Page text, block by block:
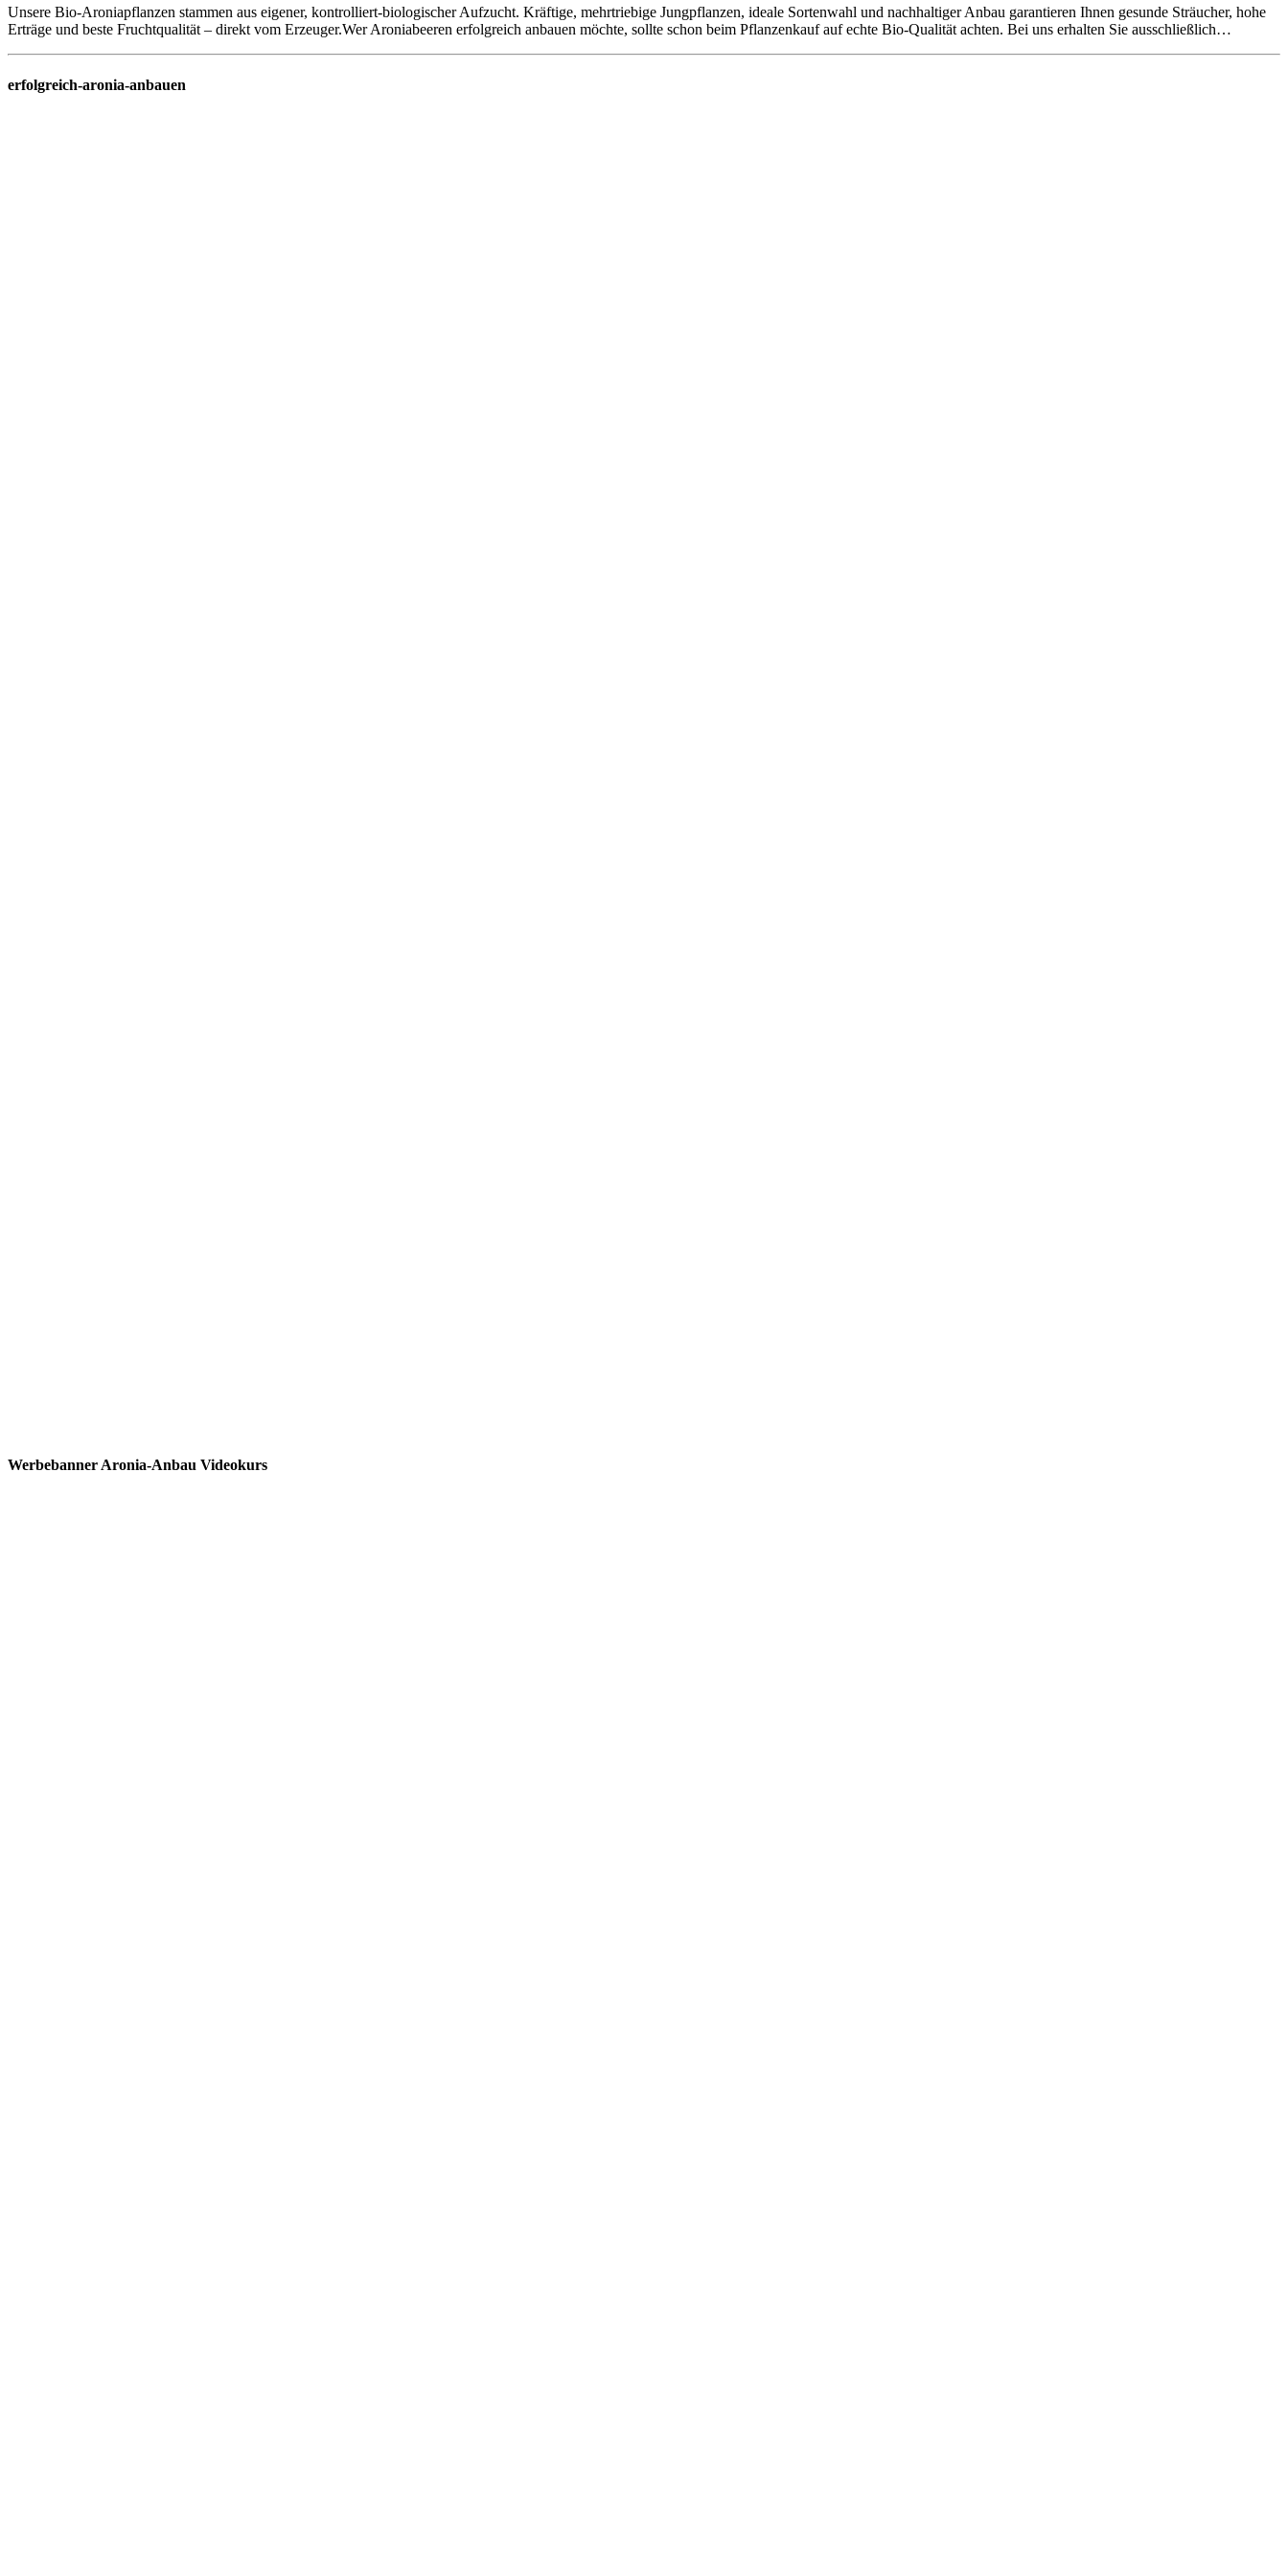
Unsere Bio-Aroniapflanzen stammen aus eigener, kontrolliert-biologischer Aufzucht. Kräftige, mehrtriebige Jungpflanzen, ideale Sortenwahl und nachhaltiger Anbau garantieren Ihnen gesunde Sträucher, hohe
Erträge und beste Fruchtqualität – direkt vom Erzeuger.Wer Aroniabeeren erfolgreich anbauen möchte, sollte schon beim Pflanzenkauf auf echte Bio-Qualität achten. Bei uns erhalten Sie ausschließlich…
erfolgreich-aronia-anbauen
Werbebanner Aronia-Anbau Videokurs